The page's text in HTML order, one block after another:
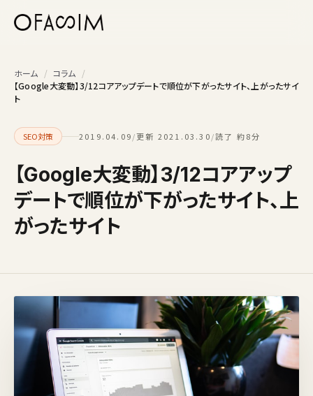
ホーム / コラム /
【Google大変動】3/12コアアップデートで順位が下がったサイト、上がったサイ
ト
SEO対策 2019.04.09/更新 2021.03.30/読了 約8分
【Google大変動】3/12コアアップ
デートで順位が下がったサイト、上
がったサイト